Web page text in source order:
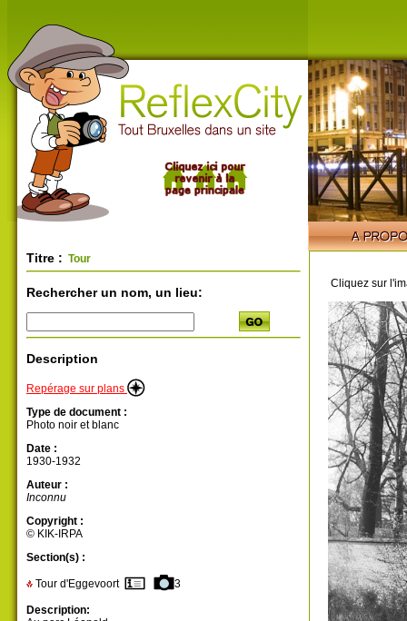
Titre : Tour
Rechercher un nom, un lieu:
Description
Repérage sur plans
Type de document :
Photo noir et blanc
Date :
1930-1932
Auteur :
Inconnu
Copyright :
© KIK-IRPA
Section(s) :
Tour d'Eggevoort 3
Description:
Cliquez sur